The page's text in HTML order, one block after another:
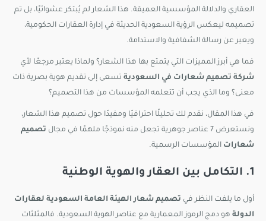
العقاري والدلالة المؤسسية العميقة. هذا الشعار لم يُبتكر عشوائيًا، بل تم
تصميمه ليعكس الرؤية السعودية الحديثة في إدارة العقارات الحكومية،
ويعبر عن رسالة الشفافية والاستدامة.
فما هي أبرز المميزات التي يتمتع بها هذا الشعار؟ ولماذا يعتبر مرجعًا لأي
شركة تصميم شعارات في السعودية تسعى إلى تقديم هوية بصرية ذات
معنى؟ وما الذي يجب أن تتعلمه المؤسسات من هذا التصميم؟
في هذا المقال، نقدم لك تحليلًا احترافيًا ومفيدًا حول تصميم هذا الشعار،
ونستعرض 7 عناصر جوهرية تجعل منه نموذجًا ملهمًا في مجال
تصميم
شعارات المؤسسات الرسمية.
1. التكامل بين العقار والهوية الوطنية
أول ما يلفت النظر في تصميم شعار الهيئة العامة السعودية لعقارات
الدولة هو دمج الرموز المعمارية مع عناصر الهوية السعودية. فالمثلثات